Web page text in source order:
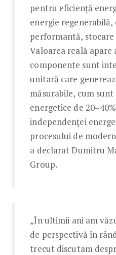
pentru eficiență
energie
performantă,
Valoarea reală apare
componente sunt
unitară care
măsurabile, cum
energetice de
independenței
procesului de
a declarat Dumitru
Group.
„În ultimii ani am
de perspectivă în
trecut discutam